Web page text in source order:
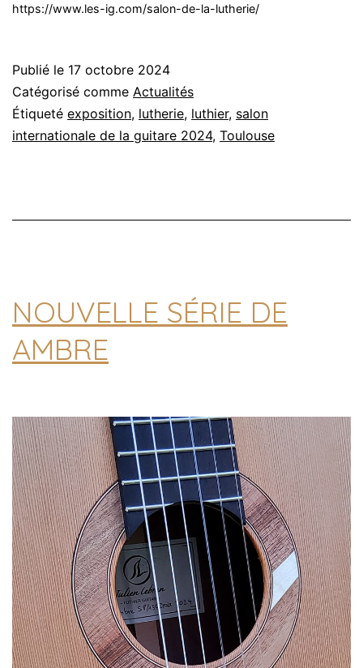
https://www.les-ig.com/salon-de-la-lutherie/
Publié le 17 octobre 2024
Catégorisé comme Actualités
Étiqueté exposition, lutherie, luthier, salon
internationale de la guitare 2024, Toulouse
NOUVELLE SÉRIE DE
AMBRE